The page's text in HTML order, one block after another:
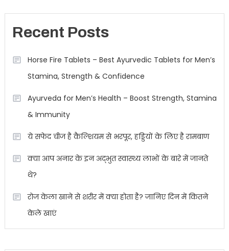
Recent Posts
Horse Fire Tablets – Best Ayurvedic Tablets for Men’s
Stamina, Strength & Confidence
Ayurveda for Men’s Health – Boost Strength, Stamina
& Immunity
ये सफेद चीज है कैल्शियम से भरपूर, हड्डियों के लिए है रामबाण
क्या आप अनार के इन अद्भुत स्वास्थ्य लाभों के बारे में जानते
थे?
रोज केला खाने से शरीर में क्या होता है? जानिए दिन में कितने
केले खाएं